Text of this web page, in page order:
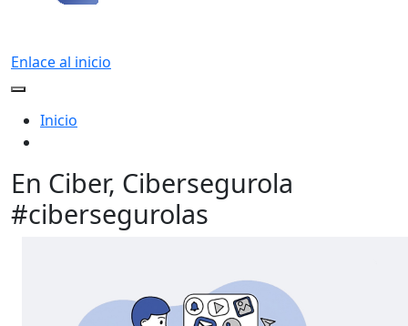
Enlace al inicio
Inicio
En Ciber, Cibersegurola
#cibersegurolas